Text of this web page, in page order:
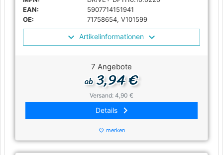
EAN:
5907714151941
OE:
71758654, V101599
Artikelinformationen
7 Angebote
ab3,94 €
Versand: 4,90 €
Details keyboard_arrow_right
favorite_border merken